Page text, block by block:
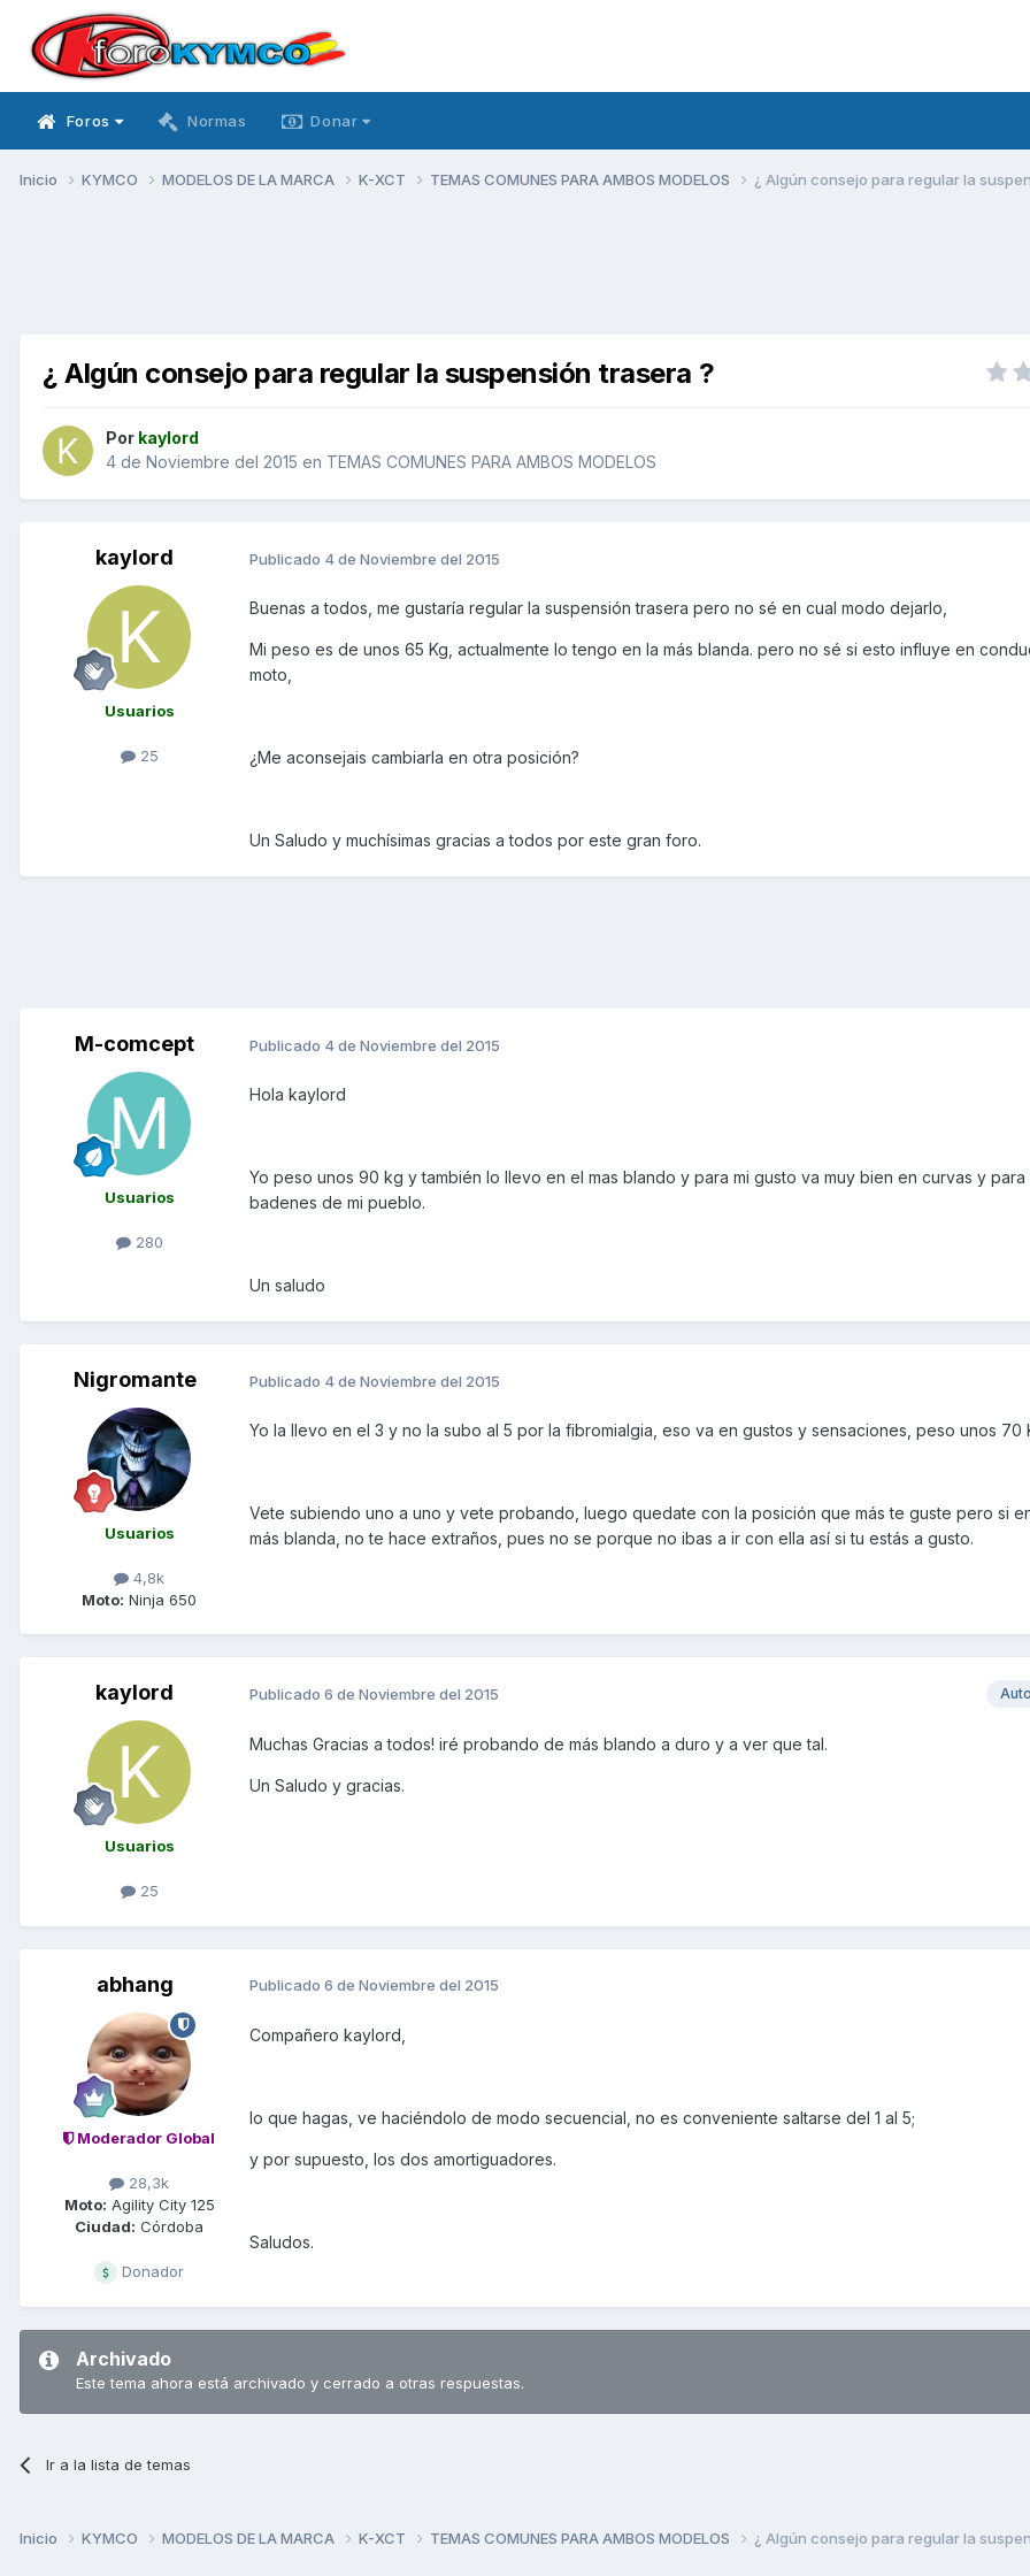
Foros Normas Donar
Inicio KYMCO MODELOS DE LA MARCA K-XCT TEMAS COMUNES PARA AMBOS MODELOS ¿ Algún consejo para regular la
¿ Algún consejo para regular la suspensión trasera ?
Por kaylord
4 de Noviembre del 2015 en TEMAS COMUNES PARA AMBOS MODELOS
kaylord
Usuarios
25
Publicado 4 de Noviembre del 2015
Buenas a todos, me gustaría regular la suspensión trasera pero no sé en cual modo dejarlo,
Mi peso es de unos 65 Kg, actualmente lo tengo en la más blanda. pero no sé si esto influye en
moto,
¿Me aconsejais cambiarla en otra posición?
Un Saludo y muchísimas gracias a todos por este gran foro.
M-comcept
Usuarios
280
Publicado 4 de Noviembre del 2015
Hola kaylord
Yo peso unos 90 kg y también lo llevo en el mas blando y para mi gusto va muy bien en curvas y para
badenes de mi pueblo.
Un saludo
Nigromante
Usuarios
4,8k
Moto: Ninja 650
Publicado 4 de Noviembre del 2015
Yo la llevo en el 3 y no la subo al 5 por la fibromialgia, eso va en gustos y sensaciones, peso unos 70
Vete subiendo uno a uno y vete probando, luego quedate con la posición que más te guste pero si
más blanda, no te hace extraños, pues no se porque no ibas a ir con ella así si tu estás a gusto.
kaylord
Usuarios
25
Publicado 6 de Noviembre del 2015
Muchas Gracias a todos! iré probando de más blando a duro y a ver que tal.
Un Saludo y gracias.
abhang
Moderador Global
28,3k
Moto: Agility City 125
Ciudad: Córdoba
Donador
Publicado 6 de Noviembre del 2015
Compañero kaylord,
lo que hagas, ve haciéndolo de modo secuencial, no es conveniente saltarse del 1 al 5;
y por supuesto, los dos amortiguadores.
Saludos.
Archivado
Este tema ahora está archivado y cerrado a otras respuestas.
Ir a la lista de temas
Inicio KYMCO MODELOS DE LA MARCA K-XCT TEMAS COMUNES PARA AMBOS MODELOS ¿ Algún consejo para regular la